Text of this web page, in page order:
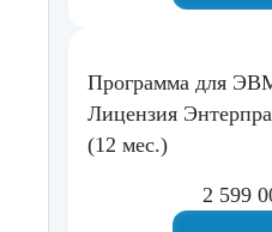
Программа для
Лицензия
(12 мес.)
2 599